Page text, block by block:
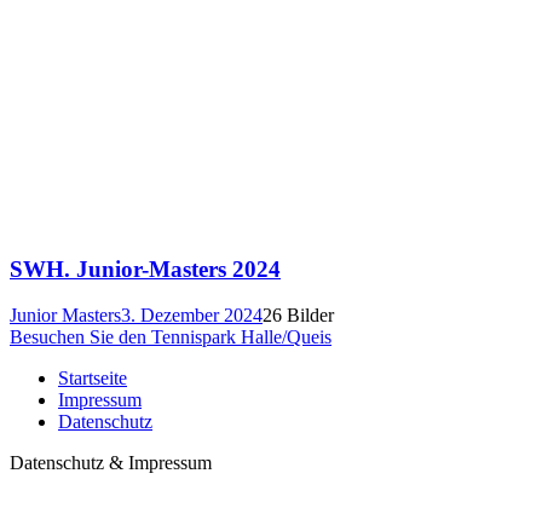
SWH. Junior-Masters 2024
Junior Masters3. Dezember 202426 Bilder
Besuchen Sie den Tennispark Halle/Queis
Startseite
Impressum
Datenschutz
Datenschutz & Impressum